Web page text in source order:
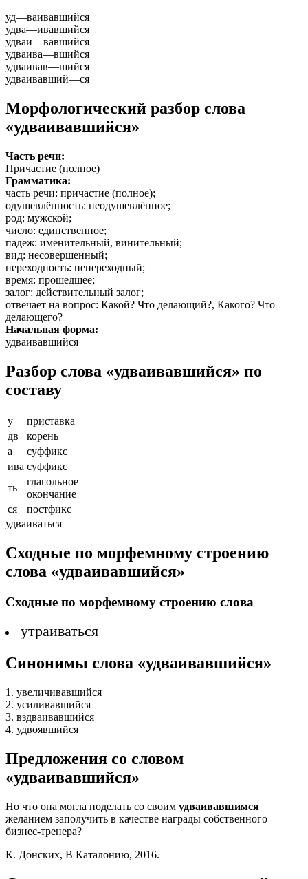
уд—ваивавшийся
удва—ивавшийся
удваи—вавшийся
удваива—вшийся
удваивав—шийся
удваивавший—ся
Морфологический разбор слова
«удваивавшийся»
Часть речи:
Причастие (полное)
Грамматика:
часть речи: причастие (полное);
одушевлённость: неодушевлённое;
род: мужской;
число: единственное;
падеж: именительный, винительный;
вид: несовершенный;
переходность: непереходный;
время: прошедшее;
залог: действительный залог;
отвечает на вопрос: Какой? Что делающий?, Какого? Что
делающего?
Начальная форма:
удваивавшийся
Разбор слова «удваивавшийся» по
составу
у
приставка
дв
корень
а
суффикс
ива суффикс
ть
глагольное
окончание
ся
постфикс
удваиваться
Сходные по морфемному строению
слова «удваивавшийся»
Сходные по морфемному строению слова
утраиваться
Синонимы слова «удваивавшийся»
1. увеличивавшийся
2. усиливавшийся
3. вздваивавшийся
4. удвоявшийся
Предложения со словом
«удваивавшийся»
Но что она могла поделать со своим удваивавшимся
желанием заполучить в качестве награды собственного
бизнес-тренера?
К. Донских, В Каталонию, 2016.